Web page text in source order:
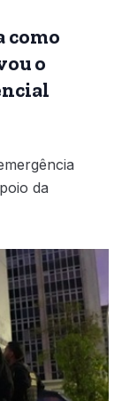
como
o
da